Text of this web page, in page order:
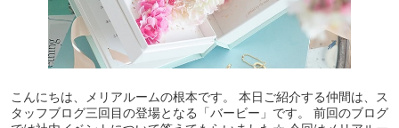
こんにちは、メリアルームの根本です。 本日ご紹介する仲間は、ス
タッフブログ三回目の登場となる「バービー」です。 前回のブログ